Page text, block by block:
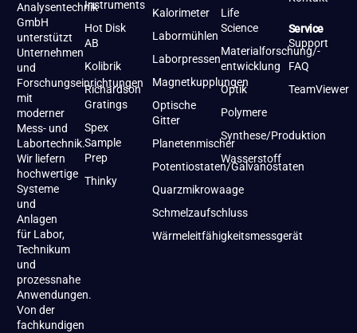
Analysentechnik
GmbH
unterstützt
Unternehmen
und
Forschungseinrichtungen
mit
moderner
Mess- und
Labortechnik.
Wir liefern
hochwertige
Systeme
und
Anlagen
für Labor,
Technikum
und
prozessnahe
Anwendungen.
Von der
fachkundigen
Instruments
Hot Disk
AB
Kolibrik
Richardson
Gratings
Spex
Sample
Prep
Thinky
Kalorimeter
Labormühlen
Laborpressen
Magnetkupplungen
Optische
Gitter
Planetenmischer
Potentiostaten/Galvanostaten
Quarzmikrowaage
Schmelzaufschluss
Wärmeleitfähigkeitsmessgerät
Life
Science
Materialforschung/-
entwicklung
Optik
Polymere
Synthese/Produktion
Wasserstoff
Service
Support
FAQ
TeamViewer